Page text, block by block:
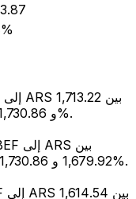
و 1,730.86. كان المتوسط 1,721.76 مع تقلبات 0.18%.
1,679.92 و 1,730.86. كان المتوسط 1,703.11 مع تقلبات 0.29%.